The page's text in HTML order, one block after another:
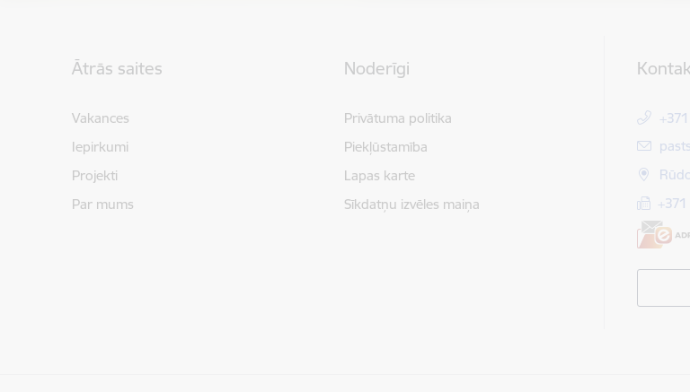
Ātrās saites
Vakances
Iepirkumi
Projekti
Par mums
Noderīgi
Privātuma politika
Piekļūstamība
Lapas karte
Sīkdatņu izvēles maiņa
E-